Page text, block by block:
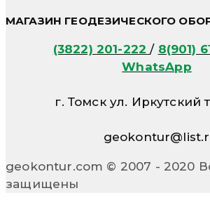
МАГАЗИН ГЕОДЕЗИЧЕСКОГО
(3822) 201-222/ 8(901)
WhatsApp
г. Томск ул. Иркутский
geokontur.com © 2007 - 2020
защищены